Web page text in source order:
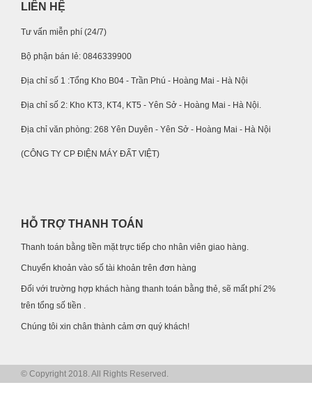
LIÊN HỆ
Tư vấn miễn phí (24/7)
Bộ phận bán lẻ: 0846339900
Địa chỉ số 1 :Tổng Kho B04 - Trần Phú - Hoàng Mai - Hà Nội
Địa chỉ số 2: Kho KT3, KT4, KT5 - Yên Sở - Hoàng Mai - Hà Nội.
Địa chỉ văn phòng: 268 Yên Duyên - Yên Sở - Hoàng Mai - Hà Nội
(CÔNG TY CP ĐIỆN MÁY ĐẤT VIỆT)
HỖ TRỢ THANH TOÁN
Thanh toán bằng tiền mặt trực tiếp cho nhân viên giao hàng.
Chuyển khoản vào số tài khoản trên đơn hàng
Đối với trường hợp khách hàng thanh toán bằng thẻ, sẽ mất phí 2%
trên tổng số tiền .
Chúng tôi xin chân thành cảm ơn quý khách!
© Copyright 2018. All Rights Reserved.